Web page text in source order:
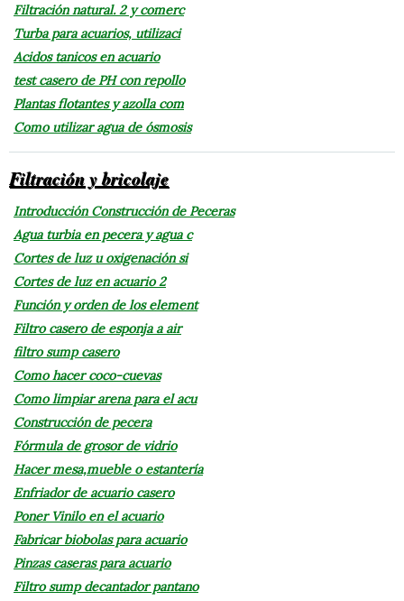
Filtración natural. 2 y comerc
Turba para acuarios, utilizaci
Acidos tanicos en acuario
test casero de PH con repollo
Plantas flotantes y azolla com
Como utilizar agua de ósmosis
Filtración y bricolaje
Introducción Construcción de Peceras
Agua turbia en pecera y agua c
Cortes de luz u oxigenación si
Cortes de luz en acuario 2
Función y orden de los element
Filtro casero de esponja a air
filtro sump casero
Como hacer coco-cuevas
Como limpiar arena para el acu
Construcción de pecera
Fórmula de grosor de vidrio
Hacer mesa,mueble o estantería
Enfriador de acuario casero
Poner Vinilo en el acuario
Fabricar biobolas para acuario
Pinzas caseras para acuario
Filtro sump decantador pantano